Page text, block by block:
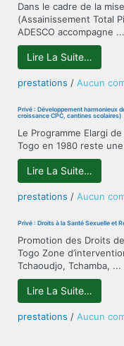
Dans le cadre de la
(Assainissement Total
ADESCO accompagne ...
Lire La Suite…
prestations / Aucun
Privé : Développement harmonieux
croissance CPC, cantines scolaires)
Le Programme Elargi
Togo en 1980 reste
Lire La Suite…
prestations / Aucun
Privé : Droits à la Santé Sexuelle et
Promotion des Droits
Togo Zone
Tchaoudjo, Tchamba, ...
Lire La Suite…
prestations / Aucun